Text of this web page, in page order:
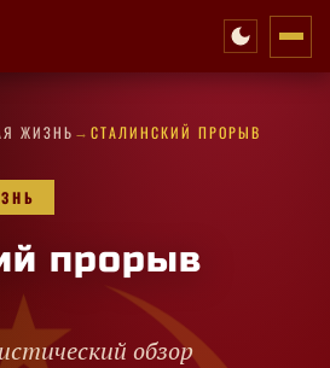
ЖИЗНЬ → СТАЛИНСКИЙ ПРОРЫВ
прорыв
обзор